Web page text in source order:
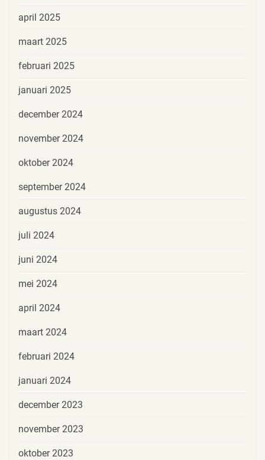
april 2025
maart 2025
februari 2025
januari 2025
december 2024
november 2024
oktober 2024
september 2024
augustus 2024
juli 2024
juni 2024
mei 2024
april 2024
maart 2024
februari 2024
januari 2024
december 2023
november 2023
oktober 2023